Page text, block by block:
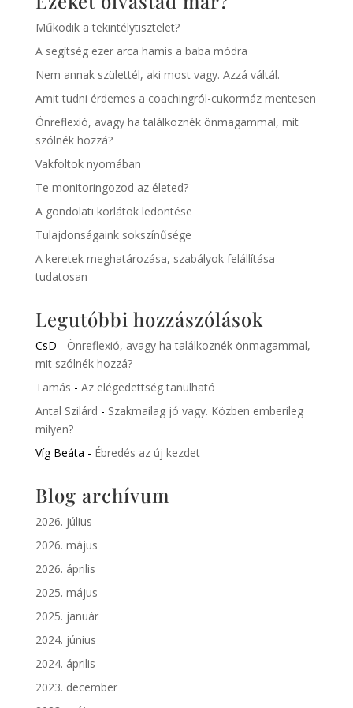
Működik a tekintélytisztelet?
A segítség ezer arca hamis a baba módra
Nem annak születtél, aki most vagy. Azzá váltál.
Amit tudni érdemes a coachingról-cukormáz mentesen
Önreflexió, avagy ha találkoznék önmagammal, mit
szólnék hozzá?
Vakfoltok nyomában
Te monitoringozod az életed?
A gondolati korlátok ledöntése
Tulajdonságaink sokszínűsége
A keretek meghatározása, szabályok felállítása
tudatosan
Legutóbbi hozzászólások
CsD - Önreflexió, avagy ha találkoznék önmagammal,
mit szólnék hozzá?
Tamás - Az elégedettség tanulható
Antal Szilárd - Szakmailag jó vagy. Közben emberileg
milyen?
Víg Beáta - Ébredés az új kezdet
Blog archívum
2026. július
2026. május
2026. április
2025. május
2025. január
2024. június
2024. április
2023. december